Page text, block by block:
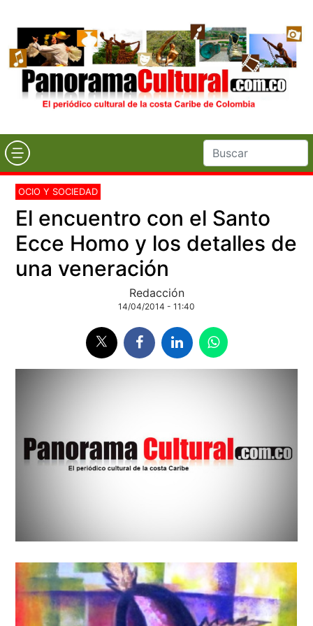
OCIO Y SOCIEDAD
El encuentro con el Santo
Ecce Homo y los detalles de
una veneración
Redacción
14/04/2014 - 11:40